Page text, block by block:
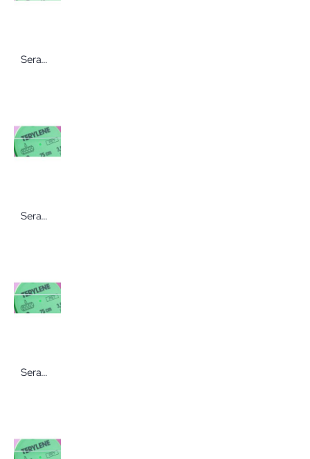
Serag - Wiessner TERYLENE Nahtmaterial HRT-26 Fäden für die Wundversorgung von Serag-Wiessner
Serag - Wiessner TERYLENE Nahtmaterial unbenadelt grün Fäden für die Wundversorgung von Serag-Wiessner
Serag - Wiessner TERYLENE Nahtmaterial DS-15 Fäden für die Wundversorgung von Serag-Wiessner